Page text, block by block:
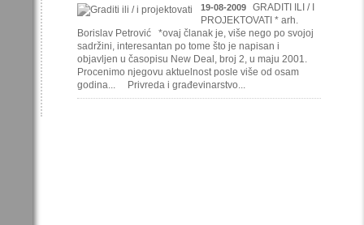
19-08-2009
GRADITI ILI / I
PROJEKTOVATI * arh.
Borislav Petrović *ovaj članak je, više nego po svojoj
sadržini, interesantan po tome što je napisan i
objavljen u časopisu New Deal, broj 2, u maju 2001.
Procenimo njegovu aktuelnost posle više od osam
godina... Privreda i građevinarstvo...